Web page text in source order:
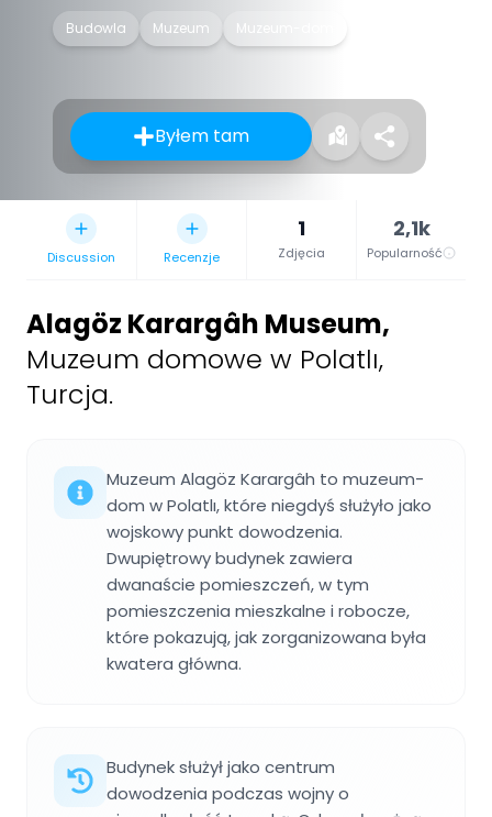
Budowla Muzeum Muzeum-dom
Byłem tam
Discussion Recenzje
1
Zdjęcia
2,1k
Popularność
Alagöz Karargâh Museum,
Muzeum domowe w Polatlı,
Turcja.
Muzeum Alagöz Karargâh to muzeum-
dom w Polatlı, które niegdyś służyło jako
wojskowy punkt dowodzenia.
Dwupiętrowy budynek zawiera
dwanaście pomieszczeń, w tym
pomieszczenia mieszkalne i robocze,
które pokazują, jak zorganizowana była
kwatera główna.
Budynek służył jako centrum
dowodzenia podczas wojny o